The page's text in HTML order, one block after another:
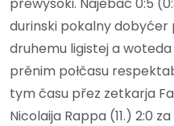
durinski pokalny
druhemu ligistej a
prěnim połčasu
tym času přez zetkarja
Nicolaija Rappa (11.) 2:0